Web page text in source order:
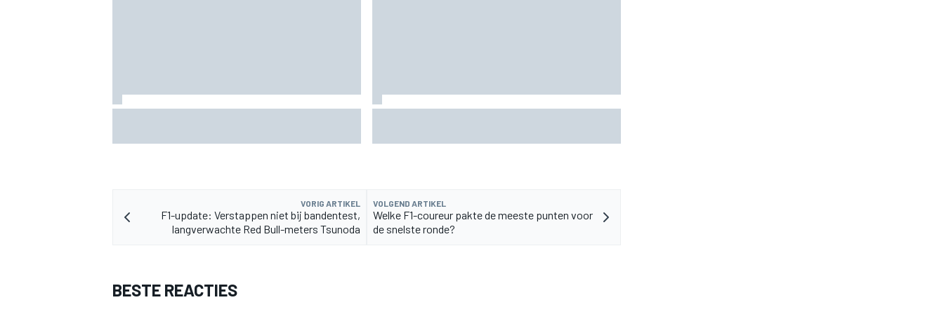
VORIG ARTIKEL
F1-update: Verstappen niet bij bandentest,
langverwachte Red Bull-meters Tsunoda
VOLGEND ARTIKEL
Welke F1-coureur pakte de meeste punten voor
de snelste ronde?
BESTE REACTIES